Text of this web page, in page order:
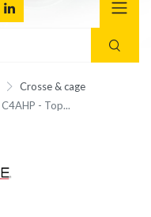
Crosse & cage
C4AHP - Top...